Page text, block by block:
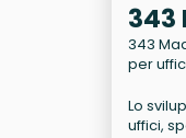
343
343
per
Lo
uffici,